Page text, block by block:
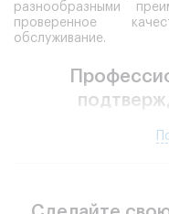
разнообразными
проверенное
обслуживание.
Современный человек
можно жить без
обращение за